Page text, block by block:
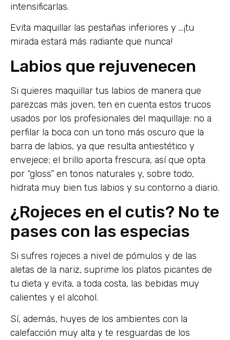
intensificarlas.
Evita maquillar las pestañas inferiores y …¡tu
mirada estará más radiante que nunca!
Labios que rejuvenecen
Si quieres maquillar tus labios de manera que
parezcas más joven, ten en cuenta estos trucos
usados por los profesionales del maquillaje: no a
perfilar la boca con un tono más oscuro que la
barra de labios, ya que resulta antiestético y
envejece; el brillo aporta frescura, así que opta
por “gloss” en tonos naturales y, sobre todo,
hidrata muy bien tus labios y su contorno a diario.
¿Rojeces en el cutis? No te
pases con las especias
Si sufres rojeces a nivel de pómulos y de las
aletas de la nariz, suprime los platos picantes de
tu dieta y evita, a toda costa, las bebidas muy
calientes y el alcohol.
Sí, además, huyes de los ambientes con la
calefacción muy alta y te resguardas de los